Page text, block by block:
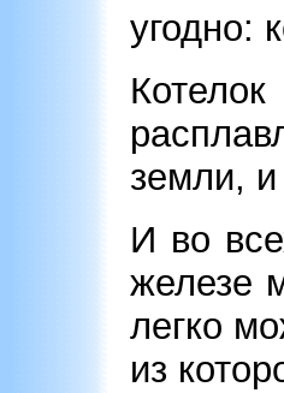
угодно:
земли,
И во
железе
легко
из